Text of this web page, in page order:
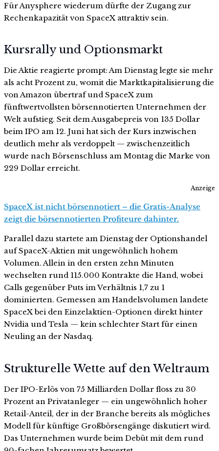
Für Anysphere wiederum dürfte der Zugang zur
Rechenkapazität von SpaceX attraktiv sein.
Kursrally und Optionsmarkt
Die Aktie reagierte prompt: Am Dienstag legte sie mehr
als acht Prozent zu, womit die Marktkapitalisierung die
von Amazon übertraf und SpaceX zum
fünftwertvollsten börsennotierten Unternehmen der
Welt aufstieg. Seit dem Ausgabepreis von 135 Dollar
beim IPO am 12. Juni hat sich der Kurs inzwischen
deutlich mehr als verdoppelt — zwischenzeitlich
wurde nach Börsenschluss am Montag die Marke von
229 Dollar erreicht.
Anzeige
SpaceX ist nicht börsennotiert – die Gratis-Analyse
zeigt die börsennotierten Profiteure dahinter.
Parallel dazu startete am Dienstag der Optionshandel
auf SpaceX-Aktien mit ungewöhnlich hohem
Volumen. Allein in den ersten zehn Minuten
wechselten rund 115.000 Kontrakte die Hand, wobei
Calls gegenüber Puts im Verhältnis 1,7 zu 1
dominierten. Gemessen am Handelsvolumen landete
SpaceX bei den Einzelaktien-Optionen direkt hinter
Nvidia und Tesla — kein schlechter Start für einen
Neuling an der Nasdaq.
Strukturelle Wette auf den Weltraum
Der IPO-Erlös von 75 Milliarden Dollar floss zu 30
Prozent an Privatanleger — ein ungewöhnlich hoher
Retail-Anteil, der in der Branche bereits als mögliches
Modell für künftige Großbörsengänge diskutiert wird.
Das Unternehmen wurde beim Debüt mit dem rund